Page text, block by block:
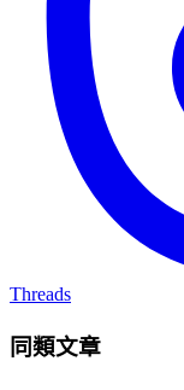
Threads
同類文章